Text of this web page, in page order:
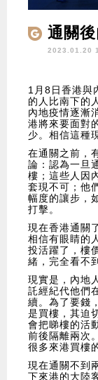
通關
多？
2023.01.20
1月8日香港與
的人比南下的
內地疫情逐漸
港將來要面對
少。相信這種
在通關之前，
論：認為一旦
樓；這些人因
套現不可；他
幅度的讓步，
打擊。
現在香港通關
相信有眼睛的
投活躍了，樓
緒，完全看不
現實是，內地
託經紀代他們
續。為了要錢
是買樓，其迫
會把睇樓的活
前後隔離兩次
很多來港買樓
現在通關不到
下來港的大陸